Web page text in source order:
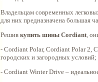
Владельцам современных
для них предназначена большая
Решив купить шины Cordiant,
- Cordiant Polar, Cordiant Polar 2,
городских и загородных условий;
- Cordiant Winter Drive –